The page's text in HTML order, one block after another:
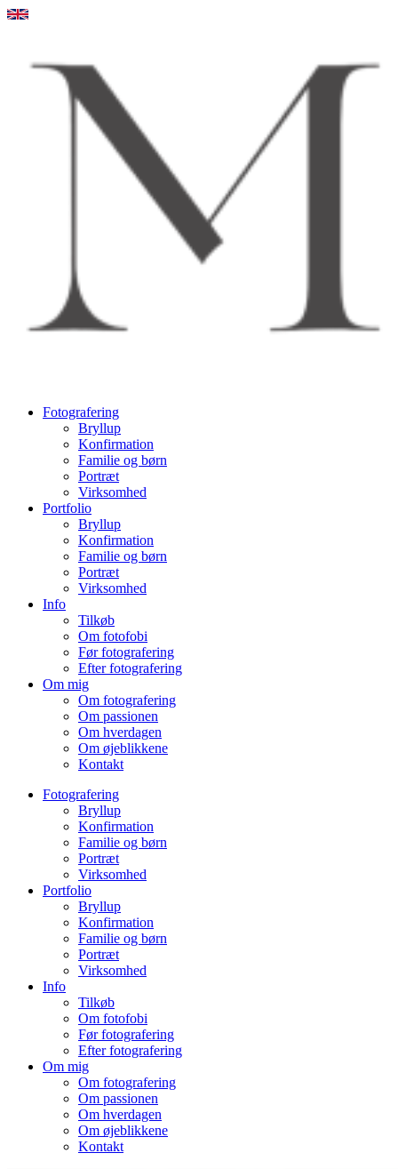
Videre
Fotografering
Bryllup
Konfirmation
Familie og børn
Portræt
Virksomhed
Portfolio
Bryllup
Konfirmation
Familie og børn
Portræt
Virksomhed
Info
Tilkøb
Om fotofobi
Før fotografering
Efter fotografering
Om mig
Om fotografering
Om passionen
Om hverdagen
Om øjeblikkene
Kontakt
Fotografering
Bryllup
Konfirmation
Familie og børn
Portræt
Virksomhed
Portfolio
Bryllup
Konfirmation
Familie og børn
Portræt
Virksomhed
Info
Tilkøb
Om fotofobi
Før fotografering
Efter fotografering
Om mig
Om fotografering
Om passionen
Om hverdagen
Om øjeblikkene
Kontakt